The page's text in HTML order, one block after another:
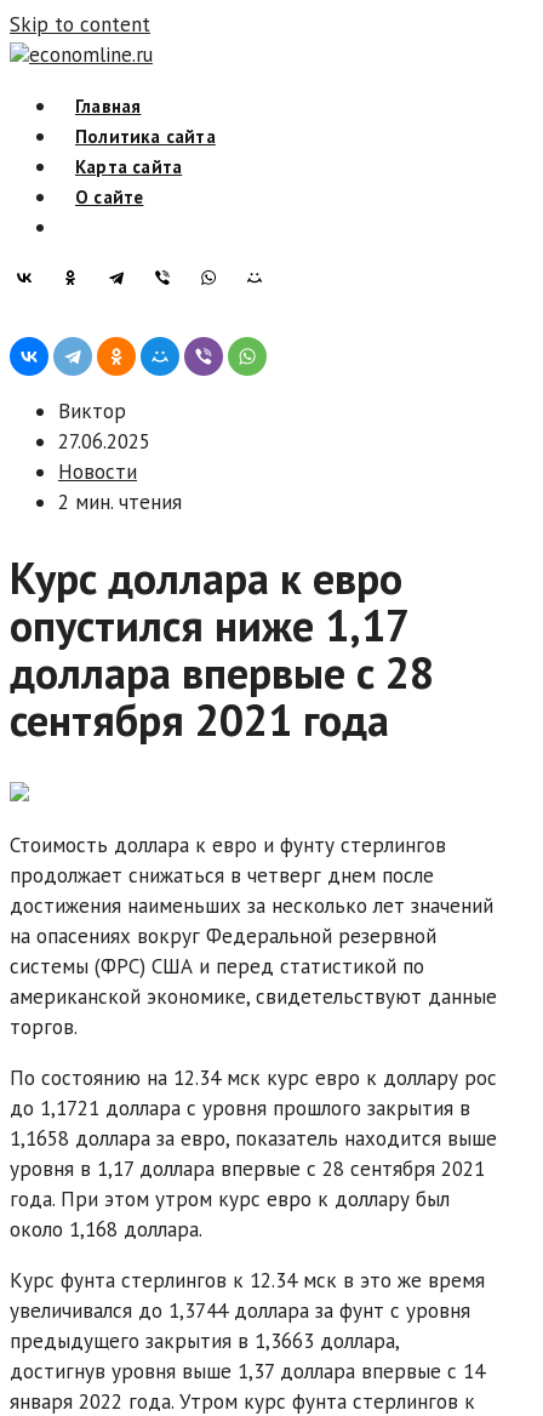
Skip to content
economline.ru
Главная
Политика сайта
Карта сайта
О сайте
Виктор
27.06.2025
Новости
2 мин. чтения
Курс доллара к евро
опустился ниже 1,17
доллара впервые с 28
сентября 2021 года
Стоимость доллара к евро и фунту стерлингов
продолжает снижаться в четверг днем после
достижения наименьших за несколько лет значений
на опасениях вокруг Федеральной резервной
системы (ФРС) США и перед статистикой по
американской экономике, свидетельствуют данные
торгов.
По состоянию на 12.34 мск курс евро к доллару рос
до 1,1721 доллара с уровня прошлого закрытия в
1,1658 доллара за евро, показатель находится выше
уровня в 1,17 доллара впервые с 28 сентября 2021
года. При этом утром курс евро к доллару был
около 1,168 доллара.
Курс фунта стерлингов к 12.34 мск в это же время
увеличивался до 1,3744 доллара за фунт с уровня
предыдущего закрытия в 1,3663 доллара,
достигнув уровня выше 1,37 доллара впервые с 14
января 2022 года. Утром курс фунта стерлингов к